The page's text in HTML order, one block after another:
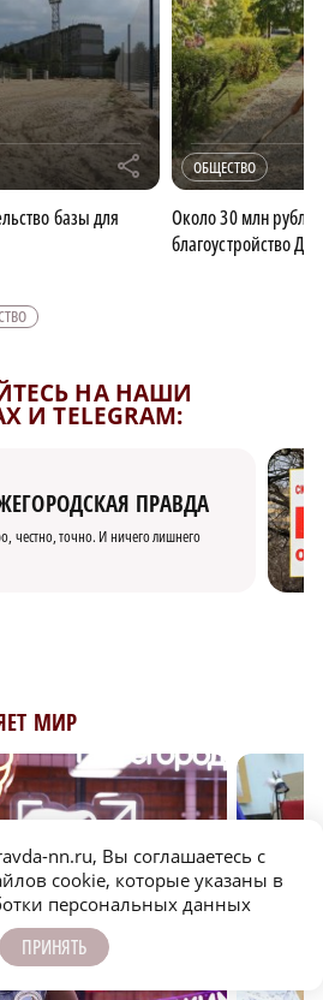
r
базы для
ОБЩЕСТВО
Около 30 млн
благоустройство
НА НАШИ
И TELEGRAM:
ПРАВДА
честно, точно. И ничего лишнего
МИР
nn.ru, Вы соглашаетесь с
cookie, которые указаны в
персональных данных
ПРИНЯТЬ